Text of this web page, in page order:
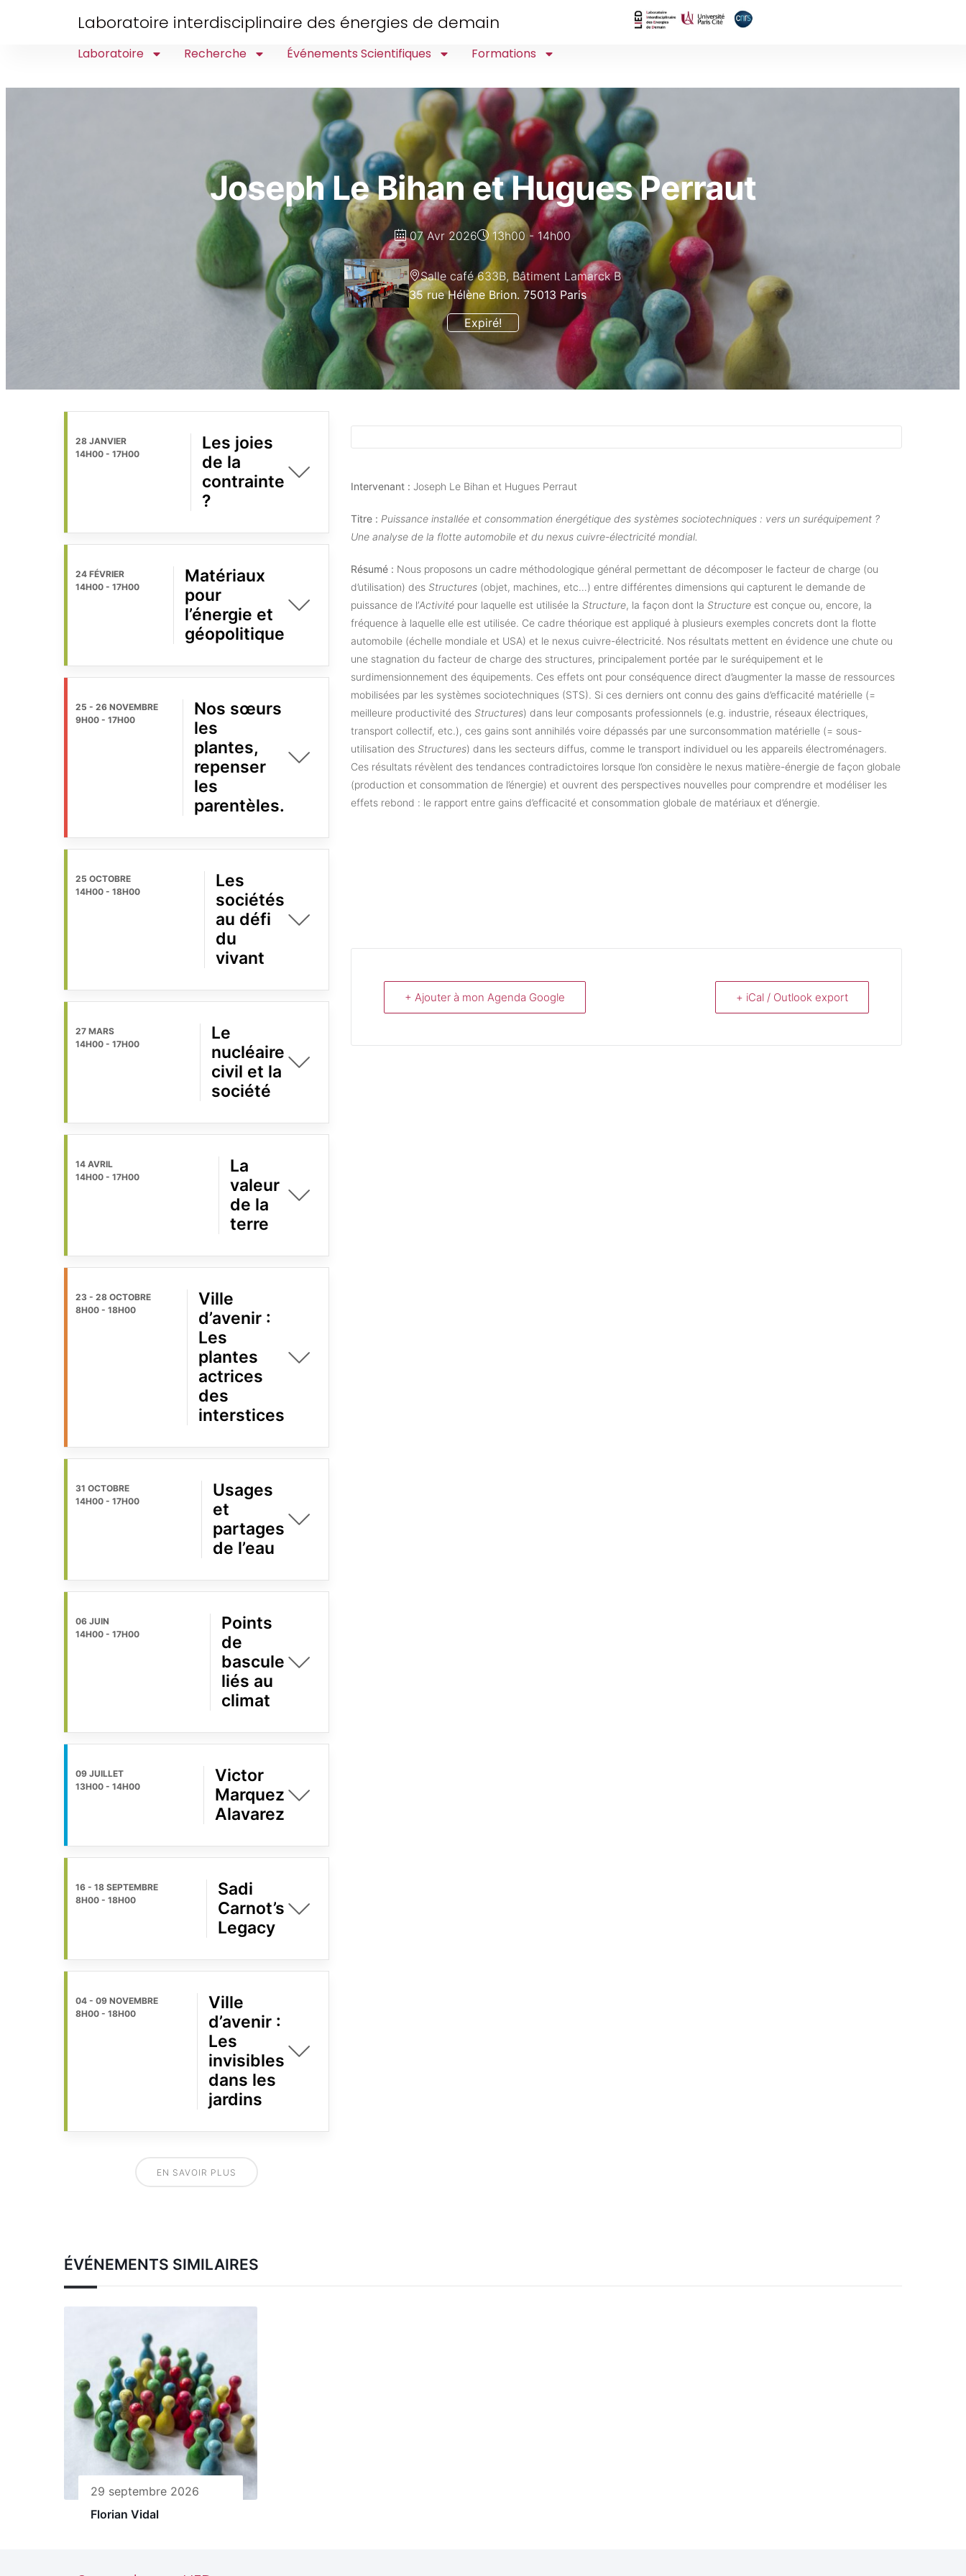
Laboratoire interdisciplinaire des énergies de demain
Laboratoire Recherche Événements Scientifiques Formations
Joseph Le Bihan et Hugues Perraut
07 Avr 2026
Expiré!
13h00 - 14h00
Salle café 633B, Bâtiment Lamarck B
35 rue Hélène Brion. 75013 Paris
28 JANVIER
14H00 - 17H00
Les joies
de la
contrainte
?
24 FÉVRIER
14H00 - 17H00
Matériaux
pour
l’énergie et
géopolitique
25 - 26 NOVEMBRE
9H00 - 17H00
Nos sœurs
les
plantes,
repenser
les
parentèles.
25 OCTOBRE
14H00 - 18H00
Les
sociétés
au défi
du
vivant
27 MARS
14H00 - 17H00
Le
nucléaire
civil et la
société
14 AVRIL
14H00 - 17H00
La
valeur
de la
terre
23 - 28 OCTOBRE
8H00 - 18H00
Ville
d’avenir :
Les
plantes
actrices
des
interstices
31 OCTOBRE
14H00 - 17H00
Usages
et
partages
de l’eau
06 JUIN
14H00 - 17H00
Points
de
bascule
liés au
climat
09 JUILLET
13H00 - 14H00
Victor
Marquez
Alavarez
16 - 18 SEPTEMBRE
8H00 - 18H00
Sadi
Carnot’s
Legacy
04 - 09 NOVEMBRE
8H00 - 18H00
Ville
d’avenir :
Les
invisibles
dans les
jardins
EN SAVOIR PLUS
Intervenant : Joseph Le Bihan et Hugues Perraut
Titre : Puissance installée et consommation énergétique des systèmes sociotechniques : vers un suréquipement ?
Une analyse de la flotte automobile et du nexus cuivre-électricité mondial.
Résumé : Nous proposons un cadre méthodologique général permettant de décomposer le facteur de charge (ou
d’utilisation) des Structures(objet, machines, etc…) entre différentes dimensions qui capturent le demande de
puissance de l’Activitépour laquelle est utilisée la Structure, la façon dont la Structure est conçue ou, encore, la
fréquence à laquelle elle est utilisée. Ce cadre théorique est appliqué à plusieurs exemples concrets dont la flotte
automobile (échelle mondiale et USA) et le nexus cuivre-électricité. Nos résultats mettent en évidence une chute ou
une stagnation du facteur de charge des structures, principalement portée par le suréquipement et le
surdimensionnement des équipements. Ces effets ont pour conséquence direct d’augmenter la masse de ressources
mobilisées par les systèmes sociotechniques (STS). Si ces derniers ont connu des gains d’efficacité matérielle (=
meilleure productivité des Structures) dans leur composants professionnels (e.g. industrie, réseaux électriques,
transport collectif, etc.), ces gains sont annihilés voire dépassés par une surconsommation matérielle (= sous-
utilisation des Structures) dans les secteurs diffus, comme le transport individuel ou les appareils électroménagers.
Ces résultats révèlent des tendances contradictoires lorsque l’on considère le nexus matière-énergie de façon globale
(production et consommation de l’énergie) et ouvrent des perspectives nouvelles pour comprendre et modéliser les
effets rebond : le rapport entre gains d’efficacité et consommation globale de matériaux et d’énergie.
+ Ajouter à mon Agenda Google + iCal / Outlook export
ÉVÉNEMENTS SIMILAIRES
29 septembre 2026
Florian Vidal